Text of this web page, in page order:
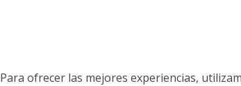
Para ofrecer las mejores experiencias,